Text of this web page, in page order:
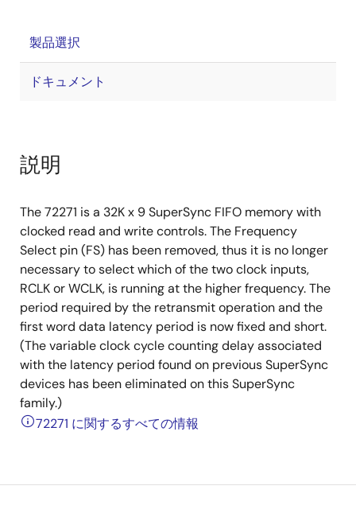
製品選択
ドキュメント
説明
The 72271 is a 32K x 9 SuperSync FIFO memory with
clocked read and write controls. The Frequency
Select pin (FS) has been removed, thus it is no longer
necessary to select which of the two clock inputs,
RCLK or WCLK, is running at the higher frequency. The
period required by the retransmit operation and the
first word data latency period is now fixed and short.
(The variable clock cycle counting delay associated
with the latency period found on previous SuperSync
devices has been eliminated on this SuperSync
family.)
72271 に関するすべての情報